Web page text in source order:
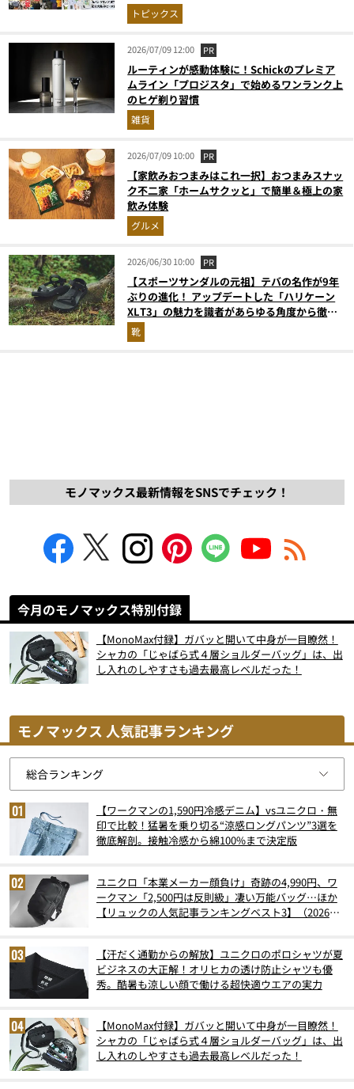
トピックス
2026/07/09 12:00 PR
ルーティンが感動体験に！Schickのプレミア
ムライン「プロジスタ」で始めるワンランク上
のヒゲ剃り習慣
雑貨
2026/07/09 10:00 PR
【家飲みおつまみはこれ一択】おつまみスナッ
ク不二家「ホームサクッと」で簡単＆極上の家
飲み体験
グルメ
2026/06/30 10:00 PR
【スポーツサンダルの元祖】テバの名作が9年
ぶりの進化！ アップデートした「ハリケーン
XLT3」の魅力を識者があらゆる角度から徹底
解説！
靴
モノマックス最新情報をSNSでチェック！
今月のモノマックス特別付録
【MonoMax付録】ガバッと開いて中身が一目瞭然！
シャカの「じゃばら式４層ショルダーバッグ」は、出
し入れのしやすさも過去最高レベルだった！
モノマックス 人気記事ランキング
【ワークマンの1,590円冷感デニム】vsユニクロ・無
印で比較！猛暑を乗り切る“涼感ロングパンツ”3選を
徹底解剖。接触冷感から綿100%まで決定版
ユニクロ「本業メーカー顔負け」奇跡の4,990円、ワ
ークマン「2,500円は反則級」凄い万能バッグ…ほか
【リュックの人気記事ランキングベスト3】（2026年
【汗だく通勤からの解放】ユニクロのポロシャツが夏
ビジネスの大正解！オリヒカの透け防止シャツも優
秀。酷暑も涼しい顔で働ける超快適ウエアの実力
【MonoMax付録】ガバッと開いて中身が一目瞭然！
シャカの「じゃばら式４層ショルダーバッグ」は、出
し入れのしやすさも過去最高レベルだった！